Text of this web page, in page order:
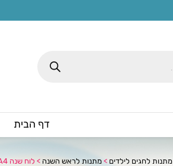
דף הבית
מתנות לחגים לילדים > מתנות לראש השנה > לוח שנה A4 תפוח רימון